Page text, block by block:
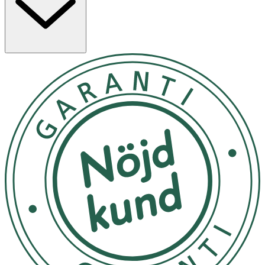
Egenskaper
- Utjämnande effekt
- Lätt och behaglig konsistens
- Passar även känslig hud
- 100% vegansk formulering
Användning
- Normal/kombinationshy
: Applicera en halv dos från
pipetten på rengjord hud efter toner och massera in.
- Känslig hud
: Applicera 2–3 droppar och massera in.
- Mycket känslig hud
: Blanda några droppar i din
fuktkräm och massera in i ansiktet.
- Börja med 1–2 gånger i veckan och öka successivt.
- Använd alltid solskydd dagtid när du använder